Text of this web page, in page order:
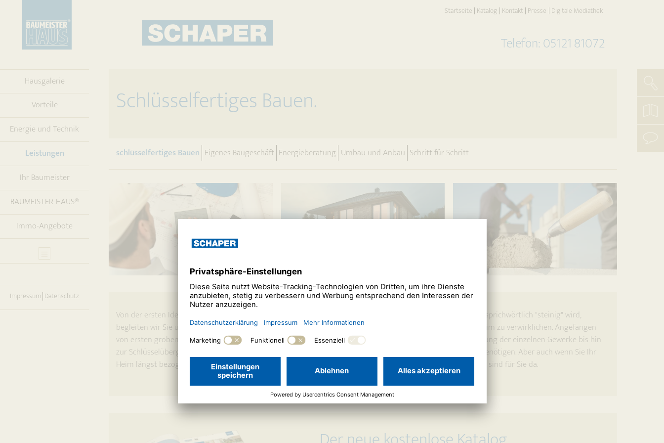
Telefon: 05121 81072
Hausgalerie
Vorteile
Energie und Technik
Leistungen(current)
Ihr Baumeister
BAUMEISTER-HAUS®
Immo-Angebote
Impressum Datenschutz
Startseite Katalog Kontakt Presse Digitale Mediathek
Schlüsselfertiges Bauen.
schlüsselfertiges Bauen (current)
Eigenes Baugeschäft Energieberatung Umbau und Anbau Schritt für Schritt
Von der ersten Idee bis zur endgültigen Schlüsselübergabe ist es oft ein langer Weg. Damit dieser Weg nicht sprichwörtlich "steinig" wird,
begleiten wir Sie und räumen wenn nötig alle Hindernisse aus dem Weg, um Ihnen Ihren Traum vom Eigenheim zu verwirklichen. Angefangen
von ersten groben Skizzen über eine genaue Planung, die Bauantragsstellung, die Bemusterung, die Ausführung der einzelnen Gewerke bis hin
zur Schlüsselübergabe erhalten Sie von uns alles aus einer Hand und stets die Unterstützung, die Sie dabei benötigen. Aber auch wenn Sie Ihr
Heim längst bezogen haben, haben wir stets ein offenes Ohr für Ihre Fragen und manchmal auch Sorgen. Wir sind für Sie da.